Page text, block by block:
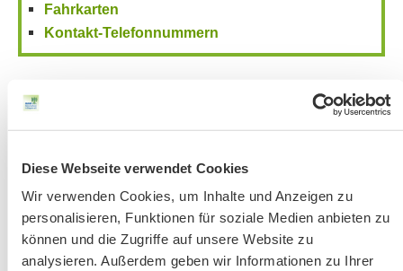
Diese Webseite verwendet Cookies
Wir verwenden Cookies, um Inhalte und Anzeigen zu
personalisieren, Funktionen für soziale Medien anbieten zu
können und die Zugriffe auf unsere Website zu
analysieren. Außerdem geben wir Informationen zu Ihrer
Fahrkarten
Kontakt-Telefonnummern
AKTUELLE ÄNDERUNGEN BEIM BILDUNGSWERK:
Aktuelle Änderungen bei unseren Exkursionen